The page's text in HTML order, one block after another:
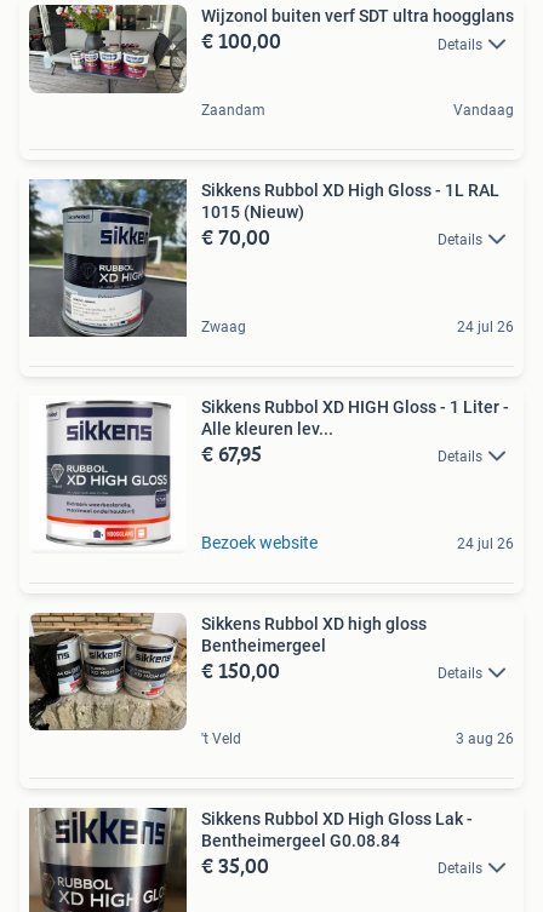
Wijzonol buiten verf SDT ultra hoogglans
€ 100,00 Details
Zaandam Vandaag
Sikkens Rubbol XD High Gloss - 1L RAL
1015 (Nieuw)
€ 70,00 Details
Zwaag 24 jul 26
Sikkens Rubbol XD HIGH Gloss - 1 Liter -
Alle kleuren lev...
€ 67,95 Details
Bezoek website 24 jul 26
Sikkens Rubbol XD high gloss
Bentheimergeel
€ 150,00 Details
't Veld 3 aug 26
Sikkens Rubbol XD High Gloss Lak -
Bentheimergeel G0.08.84
€ 35,00 Details